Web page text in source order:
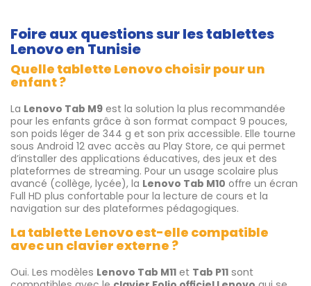
Foire aux questions sur les tablettes
Lenovo en Tunisie
Quelle tablette Lenovo choisir pour un
enfant ?
La Lenovo Tab M9 est la solution la plus recommandée
pour les enfants grâce à son format compact 9 pouces,
son poids léger de 344 g et son prix accessible. Elle tourne
sous Android 12 avec accès au Play Store, ce qui permet
d’installer des applications éducatives, des jeux et des
plateformes de streaming. Pour un usage scolaire plus
avancé (collège, lycée), la Lenovo Tab M10 offre un écran
Full HD plus confortable pour la lecture de cours et la
navigation sur des plateformes pédagogiques.
La tablette Lenovo est-elle compatible
avec un clavier externe ?
Oui. Les modèles Lenovo Tab M11 et Tab P11 sont